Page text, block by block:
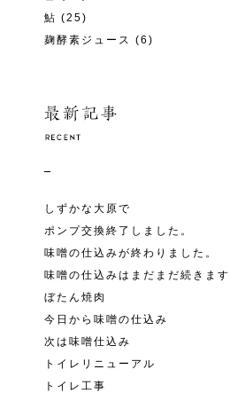
鮎 (25)
麹酵素ジュース (6)
しずかな大原で
ポンプ交換終了しました。
味噌の仕込みが終わりました。
味噌の仕込みはまだまだ続きます
ぼたん焼肉
今日から味噌の仕込み
次は味噌仕込み
トイレリニューアル
トイレ工事